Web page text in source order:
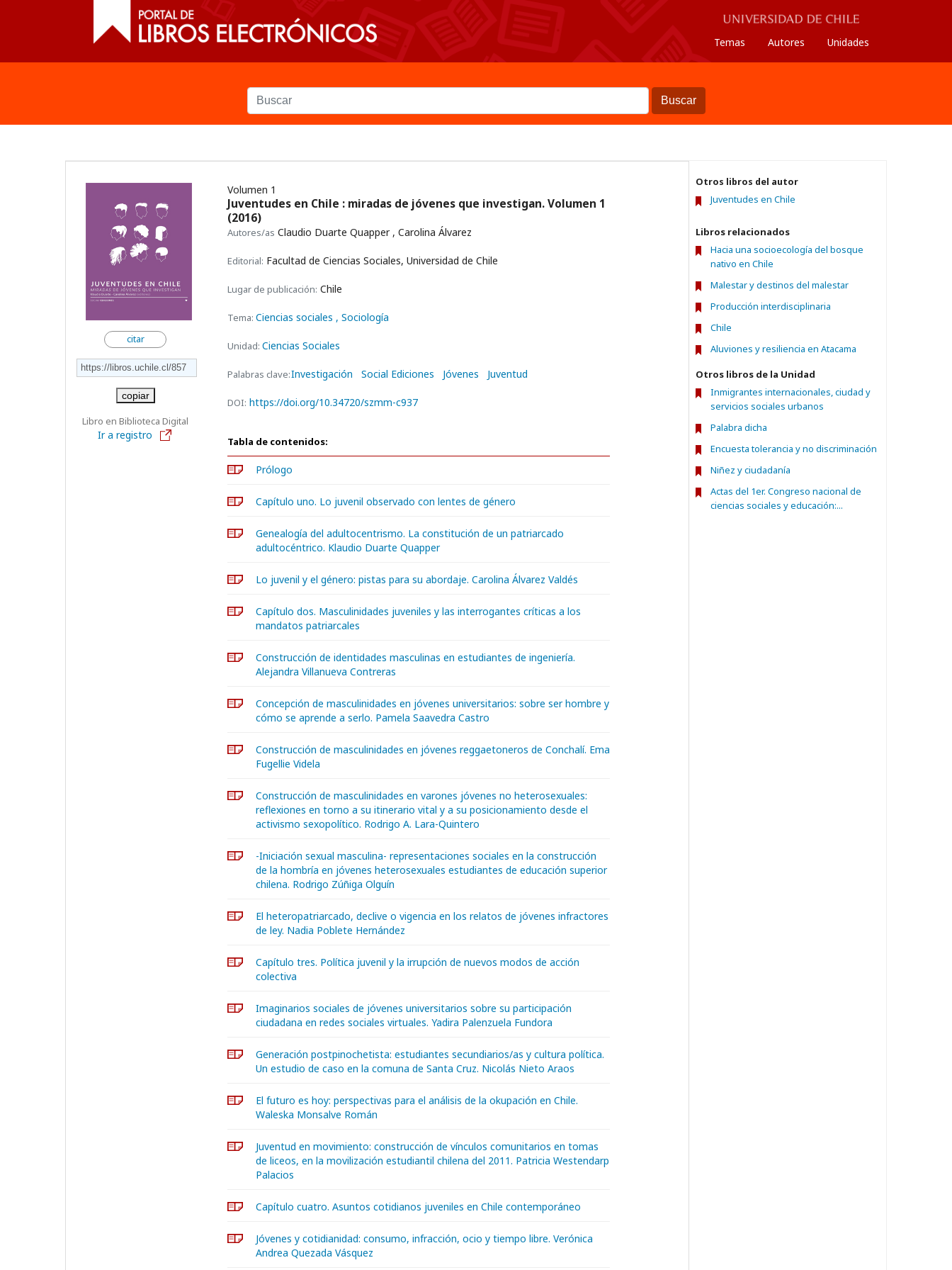
Temas Autores Unidades
Buscar
citar
copiar
Libro en Biblioteca Digital
Ir a registro
Volumen 1
Juventudes en Chile : miradas de jóvenes que investigan. Volumen 1
(2016)
Autores/as Claudio Duarte Quapper , Carolina Álvarez
Editorial: Facultad de Ciencias Sociales, Universidad de Chile
Lugar de publicación: Chile
Tema: Ciencias sociales , Sociología
Unidad: Ciencias Sociales
Palabras clave:Investigación Social Ediciones Jóvenes Juventud
DOI: https://doi.org/10.34720/szmm-c937
Tabla de contenidos:
Prólogo
Capítulo uno. Lo juvenil observado con lentes de género
Genealogía del adultocentrismo. La constitución de un patriarcado
adultocéntrico. Klaudio Duarte Quapper
Lo juvenil y el género: pistas para su abordaje. Carolina Álvarez Valdés
Capítulo dos. Masculinidades juveniles y las interrogantes críticas a los
mandatos patriarcales
Construcción de identidades masculinas en estudiantes de ingeniería.
Alejandra Villanueva Contreras
Concepción de masculinidades en jóvenes universitarios: sobre ser hombre y
cómo se aprende a serlo. Pamela Saavedra Castro
Construcción de masculinidades en jóvenes reggaetoneros de Conchalí. Ema
Fugellie Videla
Construcción de masculinidades en varones jóvenes no heterosexuales:
reflexiones en torno a su itinerario vital y a su posicionamiento desde el
activismo sexopolítico. Rodrigo A. Lara-Quintero
-Iniciación sexual masculina- representaciones sociales en la construcción
de la hombría en jóvenes heterosexuales estudiantes de educación superior
chilena. Rodrigo Zúñiga Olguín
El heteropatriarcado, declive o vigencia en los relatos de jóvenes infractores
de ley. Nadia Poblete Hernández
Capítulo tres. Política juvenil y la irrupción de nuevos modos de acción
colectiva
Imaginarios sociales de jóvenes universitarios sobre su participación
ciudadana en redes sociales virtuales. Yadira Palenzuela Fundora
Generación postpinochetista: estudiantes secundiarios/as y cultura política.
Un estudio de caso en la comuna de Santa Cruz. Nicolás Nieto Araos
El futuro es hoy: perspectivas para el análisis de la okupación en Chile.
Waleska Monsalve Román
Juventud en movimiento: construcción de vínculos comunitarios en tomas
de liceos, en la movilización estudiantil chilena del 2011. Patricia Westendarp
Palacios
Capítulo cuatro. Asuntos cotidianos juveniles en Chile contemporáneo
Jóvenes y cotidianidad: consumo, infracción, ocio y tiempo libre. Verónica
Andrea Quezada Vásquez
Otros libros del autor
Juventudes en Chile
Libros relacionados
Hacia una socioecología del bosque
nativo en Chile
Malestar y destinos del malestar
Producción interdisciplinaria
Chile
Aluviones y resiliencia en Atacama
Otros libros de la Unidad
Inmigrantes internacionales, ciudad y
servicios sociales urbanos
Palabra dicha
Encuesta tolerancia y no discriminación
Niñez y ciudadanía
Actas del 1er. Congreso nacional de
ciencias sociales y educación:...